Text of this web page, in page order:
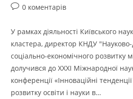
0 коментарів
У рамках діяльності Київського
кластера, директор КНДУ "Науково-
соціально-економічного розвитку
долучився до ХХХІ Міжнародної
конференції «Інноваційні
розвитку освіти і науки в…